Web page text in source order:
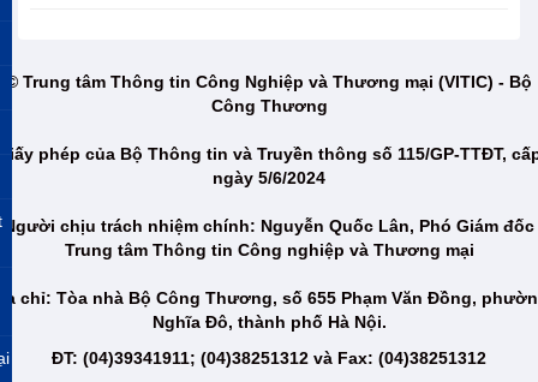
© Trung tâm Thông tin Công Nghiệp và Thương mại (VITIC) - Bộ
Công Thương
phép của Bộ Thông tin và Truyền thông số 115/GP-TTĐT,
ngày 5/6/2024
Người chịu trách nhiệm chính: Nguyễn Quốc Lân, Phó Giám đốc
Trung tâm Thông tin Công nghiệp và Thương mại
chỉ: Tòa nhà Bộ Công Thương, số 655 Phạm Văn Đồng,
Nghĩa Đô, thành phố Hà Nội.
ĐT: (04)39341911; (04)38251312 và Fax: (04)38251312